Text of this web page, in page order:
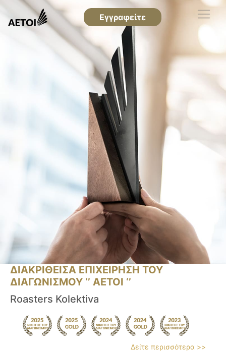
Εγγραφείτε
ΔΙΑΚΡΙΘΕΙΣΑ ΕΠΙΧΕΙΡΗΣΗ ΤΟΥ
ΔΙΑΓΩΝΙΣΜΟΥ ‘’ ΑΕΤΟΙ ‘’
Roasters Kolektiva
Δείτε περισσότερα >>